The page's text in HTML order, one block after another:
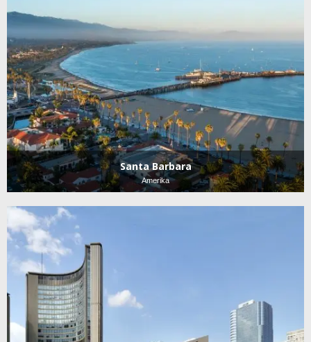
Santa Barbara
Amerika